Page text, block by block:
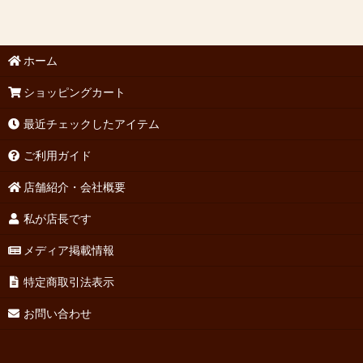
ホーム
ショッピングカート
最近チェックしたアイテム
ご利用ガイド
店舗紹介・会社概要
私が店長です
メディア掲載情報
特定商取引法表示
お問い合わせ